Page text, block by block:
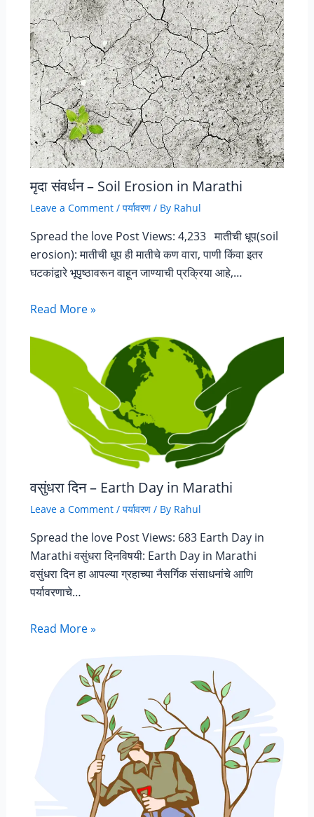
मृदा संवर्धन – Soil Erosion in Marathi
Leave a Comment / पर्यावरण/ By Rahul
Spread the love Post Views: 4,233 मातीची धूप(soil
erosion): मातीची धूप ही मातीचे कण वारा, पाणी किंवा इतर
घटकांद्वारे भूपृष्ठावरून वाहून जाण्याची प्रक्रिया आहे,…
Read More »
वसुंधरा दिन – Earth Day in Marathi
Leave a Comment / पर्यावरण/ By Rahul
Spread the love Post Views: 683 Earth Day in
Marathi वसुंधरा दिनविषयी: Earth Day in Marathi
वसुंधरा दिन हा आपल्या ग्रहाच्या नैसर्गिक संसाधनांचे आणि
पर्यावरणाचे…
Read More »